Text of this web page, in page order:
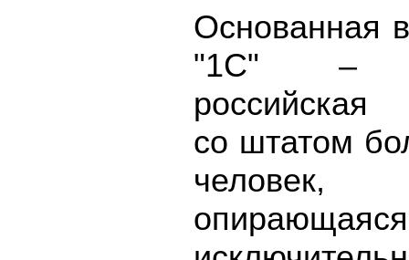
Основанная
"1С" –
со штатом
человек,
опирающаяся